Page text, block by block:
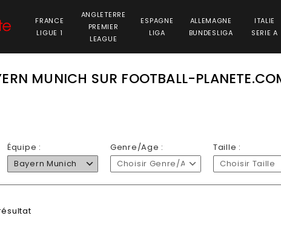
FRANCE
LIGUE 1
ANGLETERRE
PREMIER
LEAGUE
ESPAGNE
LIGA
ALLEMAGNE
BUNDESLIGA
ITALIE
SERIE A
MUNICH SUR FOOTBALL-
Équipe :
Bayern Munich
Genre/Age :
Choisir Genre/Age
Taille :
Choisir Taille